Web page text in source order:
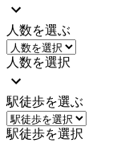
人数を選ぶ
人数を選択
駅徒歩を選ぶ
駅徒歩を選択